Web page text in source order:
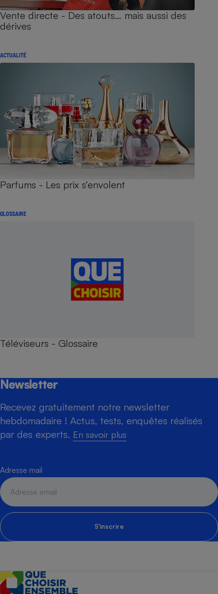
Vente directe - Des atouts… mais aussi des
dérives
ACTUALITÉ
Parfums - Les prix s’envolent
GLOSSAIRE
Téléviseurs - Glossaire
Newsletter
Recevez gratuitement notre newsletter
hebdomadaire ! Actus, tests, enquêtes réalisés
par des experts. En savoir plus
Adresse mail
S'inscrire